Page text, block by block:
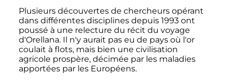
Plusieurs découvertes de chercheurs opérant
dans différentes disciplines depuis 1993 ont
poussé à une relecture du récit du voyage
d'Orellana. Il n'y aurait pas eu de pays où l'or
coulait à flots, mais bien une civilisation
agricole prospère, décimée par les maladies
apportées par les Européens.